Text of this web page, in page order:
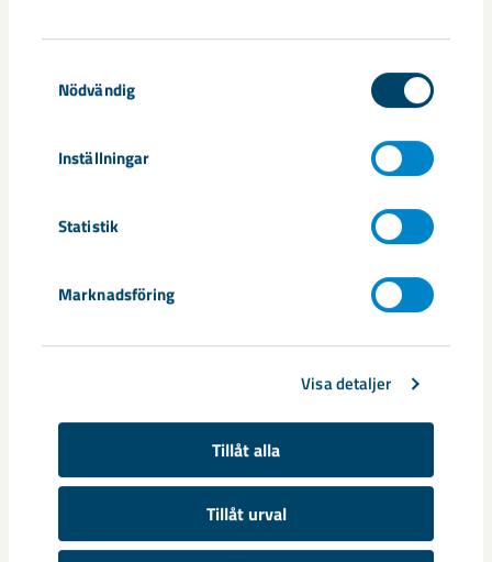
Nödvändig
Inställningar
Statistik
Marknadsföring
Visa detaljer
Tillåt alla
Tillåt urval
Relaterat innehåll